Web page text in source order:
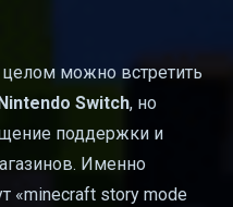
можно встретить
Nintendo Switch, но
поддержки и
Именно
«minecraft story mode